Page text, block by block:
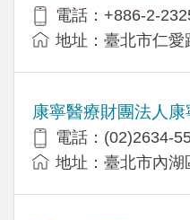
電話：+886-2-
地址：臺北市仁愛
康寧醫療財團法人
電話：(02)2634-
地址：臺北市內